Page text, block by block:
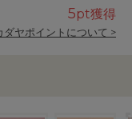
5pt獲得
ダヤポイントについて >